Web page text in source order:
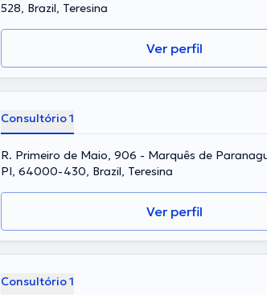
528, Brazil, Teresina
Ver perfil
Consultório 1
R. Primeiro de Maio, 906 - Marquês de
PI, 64000-430, Brazil, Teresina
Ver perfil
Consultório 1